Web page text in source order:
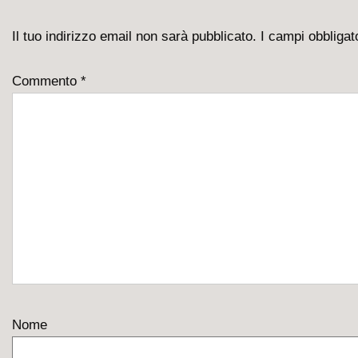
Il tuo indirizzo email non sarà pubblicato. I campi
Commento *
Nome